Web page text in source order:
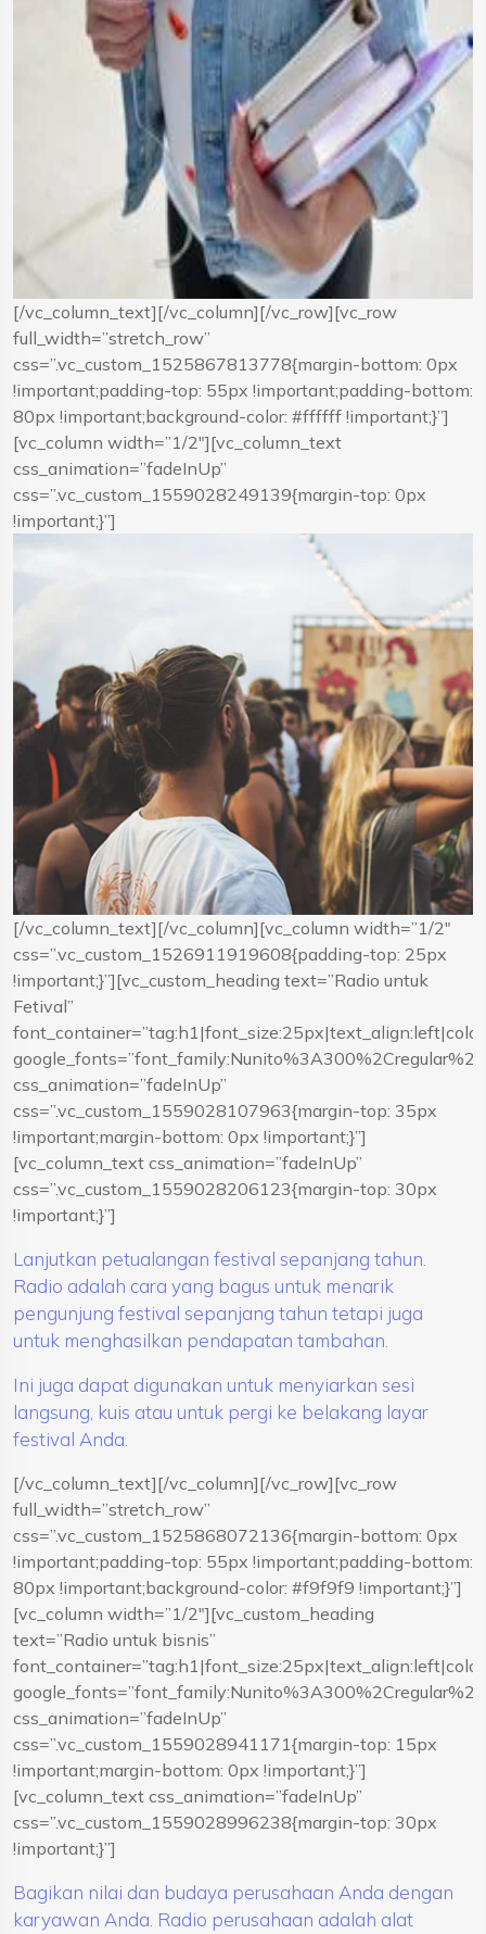
[/vc_column_text][/vc_column][/vc_row][vc_row
full_width=”stretch_row”
css=”.vc_custom_1525867813778{margin-bottom: 0px
!important;padding-top: 55px !important;padding-bottom:
80px !important;background-color: #ffffff !important;}”]
[vc_column width=”1/2″][vc_column_text
css_animation=”fadeInUp”
css=”.vc_custom_1559028249139{margin-top: 0px
!important;}”]
[/vc_column_text][/vc_column][vc_column width=”1/2″
css=”.vc_custom_1526911919608{padding-top: 25px
!important;}”][vc_custom_heading text=”Radio untuk
Fetival”
css_animation=”fadeInUp”
css=”.vc_custom_1559028107963{margin-top: 35px
!important;margin-bottom: 0px !important;}”]
[vc_column_text css_animation=”fadeInUp”
css=”.vc_custom_1559028206123{margin-top: 30px
!important;}”]
Lanjutkan petualangan festival sepanjang tahun.
Radio adalah cara yang bagus untuk menarik
pengunjung festival sepanjang tahun tetapi juga
untuk menghasilkan pendapatan tambahan.
Ini juga dapat digunakan untuk menyiarkan sesi
langsung, kuis atau untuk pergi ke belakang layar
festival Anda.
[/vc_column_text][/vc_column][/vc_row][vc_row
full_width=”stretch_row”
css=”.vc_custom_1525868072136{margin-bottom: 0px
!important;padding-top: 55px !important;padding-bottom:
80px !important;background-color: #f9f9f9 !important;}”]
[vc_column width=”1/2″][vc_custom_heading
text=”Radio untuk bisnis”
css_animation=”fadeInUp”
css=”.vc_custom_1559028941171{margin-top: 15px
!important;margin-bottom: 0px !important;}”]
[vc_column_text css_animation=”fadeInUp”
css=”.vc_custom_1559028996238{margin-top: 30px
!important;}”]
Bagikan nilai dan budaya perusahaan Anda dengan
karyawan Anda. Radio perusahaan adalah alat